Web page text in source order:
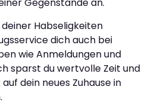
Gegenstände an.
Habseligkeiten
dich auch bei
wie Anmeldungen und
sparst du wertvolle Zeit und
dein neues Zuhause in